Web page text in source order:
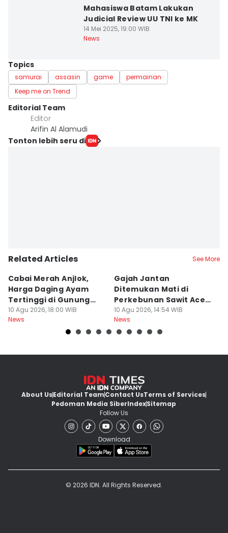
Mahasiswa Batam Lakukan
Judicial Review UU TNI ke MK
14 Mei 2025, 19:00 WIB
News
Topics
samurai assasin game
permainan
Keep me on Trend
Editorial Team
Editor
Arifin Al Alamudi
Tonton lebih seru di
Related Articles See More
Cabai Merah Anjlok,
Harga Daging Ayam
Tertinggi di Gunung
Sitoli
10 Agu 2026, 18:00 WIB
News
Gajah Jantan
Ditemukan Mati di
Perkebunan Sawit Aceh
Tamiang
10 Agu 2026, 14:54 WIB
News
About UsEditorial TeamContact UsTerms of Services
Pedoman Media SiberIndexSitemap
Follow Us
Download
© 2026 IDN. All Rights Reserved.